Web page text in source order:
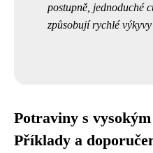
postupně, jednoduché
způsobují rychlé
Potraviny s
Příklady a